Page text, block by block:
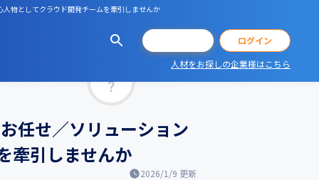
物としてクラウド開発チームを牽引しませんか
ログイン
人材をお探しの企業様はこちら
任せ／ソリューション
牽引しませんか
2026/1/9 更新